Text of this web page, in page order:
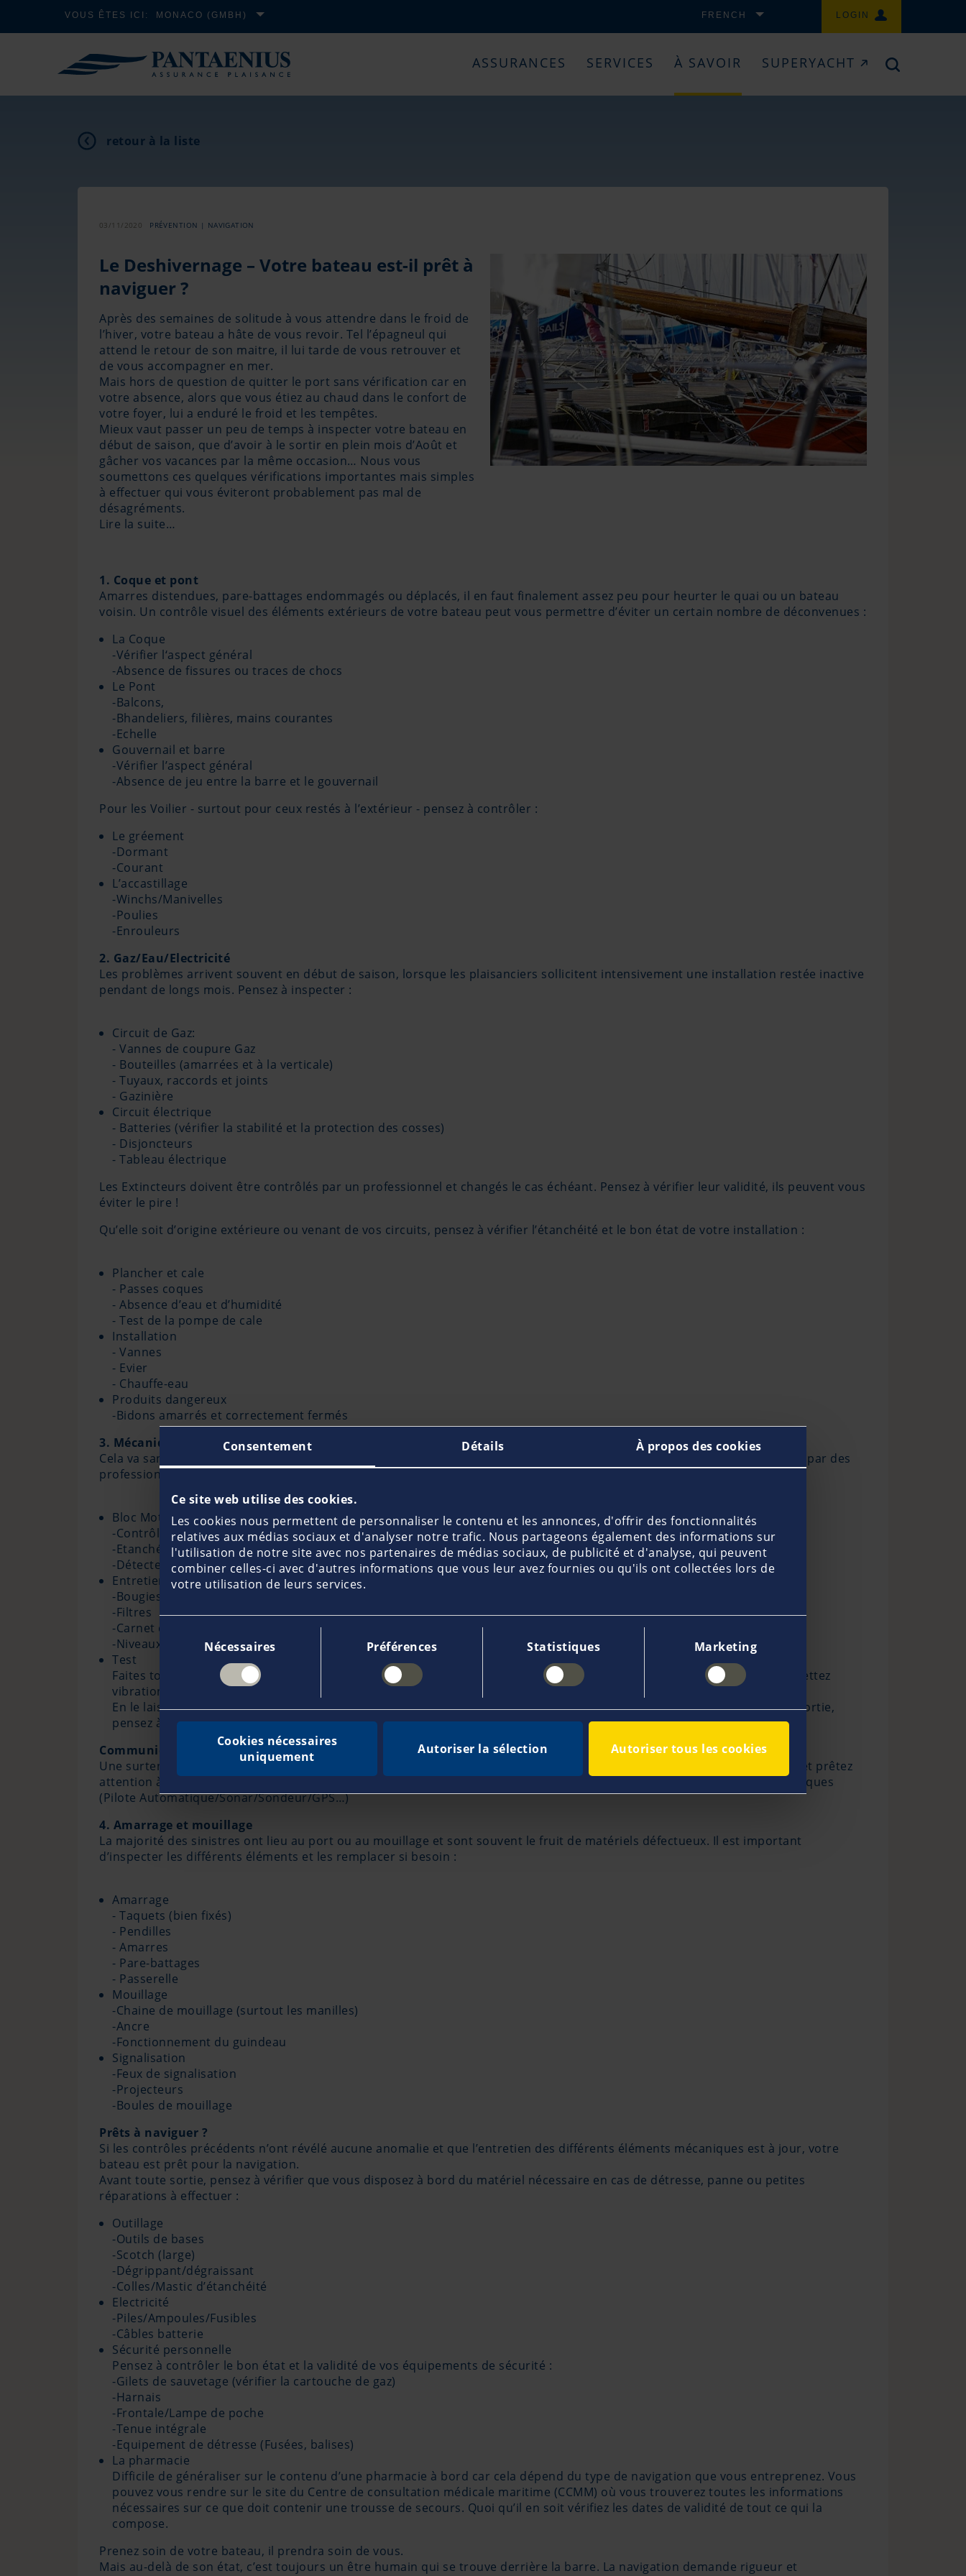
Consentement Détails À propos des cookies
Ce site web utilise des cookies.
Les cookies nous permettent de personnaliser le contenu et les annonces, d'offrir des fonctionnalités
relatives aux médias sociaux et d'analyser notre trafic. Nous partageons également des informations sur
l'utilisation de notre site avec nos partenaires de médias sociaux, de publicité et d'analyse, qui peuvent
combiner celles-ci avec d'autres informations que vous leur avez fournies ou qu'ils ont collectées lors de
votre utilisation de leurs services.
Sélection
du
consentement
Nécessaires Préférences Statistiques Marketing
Cookies nécessaires
uniquement
Autoriser la sélection Autoriser tous les cookies
VOUS ÊTES ICI: MONACO (GMBH) FRENCH LOGIN
ASSURANCES SERVICES À SAVOIR SUPERYACHT
retour à la liste
03/11/2020 PRÉVENTION | NAVIGATION
Le Deshivernage – Votre bateau est-il prêt à
naviguer ?
Après des semaines de solitude à vous attendre dans le froid de
l’hiver, votre bateau a hâte de vous revoir. Tel l’épagneul qui
attend le retour de son maitre, il lui tarde de vous retrouver et
de vous accompagner en mer.
Mais hors de question de quitter le port sans vérification car en
votre absence, alors que vous étiez au chaud dans le confort de
votre foyer, lui a enduré le froid et les tempêtes.
Mieux vaut passer un peu de temps à inspecter votre bateau en
début de saison, que d’avoir à le sortir en plein mois d’Août et
gâcher vos vacances par la même occasion… Nous vous
soumettons ces quelques vérifications importantes mais simples
à effectuer qui vous éviteront probablement pas mal de
désagréments.
Lire la suite…
1. Coque et pont
Amarres distendues, pare-battages endommagés ou déplacés, il en faut finalement assez peu pour heurter le quai ou un bateau
voisin. Un contrôle visuel des éléments extérieurs de votre bateau peut vous permettre d’éviter un certain nombre de déconvenues :
La Coque
-Vérifier l‘aspect général
-Absence de fissures ou traces de chocs
Le Pont
-Balcons,
-Bhandeliers, filières, mains courantes
-Echelle
Gouvernail et barre
-Vérifier l’aspect général
-Absence de jeu entre la barre et le gouvernail
Pour les Voilier - surtout pour ceux restés à l’extérieur - pensez à contrôler :
Le gréement
-Dormant
-Courant
L’accastillage
-Winchs/Manivelles
-Poulies
-Enrouleurs
2. Gaz/Eau/Electricité
Les problèmes arrivent souvent en début de saison, lorsque les plaisanciers sollicitent intensivement une installation restée inactive
pendant de longs mois. Pensez à inspecter :
Circuit de Gaz:
- Vannes de coupure Gaz
- Bouteilles (amarrées et à la verticale)
- Tuyaux, raccords et joints
- Gazinière
Circuit électrique
- Batteries (vérifier la stabilité et la protection des cosses)
- Disjoncteurs
- Tableau électrique
Les Extincteurs doivent être contrôlés par un professionnel et changés le cas échéant. Pensez à vérifier leur validité, ils peuvent vous
éviter le pire !
Qu’elle soit d’origine extérieure ou venant de vos circuits, pensez à vérifier l’étanchéité et le bon état de votre installation :
Plancher et cale
- Passes coques
- Absence d’eau et d’humidité
- Test de la pompe de cale
Installation
- Vannes
- Evier
- Chauffe-eau
Produits dangereux
-Bidons amarrés et correctement fermés
3. Mécanique et Electronique
Cela va sans dire, le moteur est un élément aussi important que sensible. Un entretien régulier et des révisions effectuées par des
professionnels sont indispensables. Prenez néanmoins quelques minutes pour l’inspecter.
Bloc Moteur
-Contrôle visuel
-Etanchéité des durites et raccords
-Détecteurs de fumée et monoxyde de carbone
Entretien
-Bougies
-Filtres
-Carnet d’entretien à jour
-Niveaux
Test
Faites tourner votre moteur au port ou à proximité, cela peut permettre d’écarter un certain nombre de problèmes. Guettez
vibrations, branlements et partez à la recherche d’éventuelles fuites.
En le laissant tourner 30 minutes, vous pourrez détecter d’éventuels problèmes de surchauffe. Lors de votre première sortie,
pensez à le tester à différents régimes.
Communication et navigation
Une surtension souvent liée à la foudre peut avoir endommagé vos équipements. Rendez-vous à votre tableau électrique et prêtez
attention à toute odeur suspecte. Vérifiez le fonctionnement de votre radio ainsi que vos appareils électroniques et électriques
(Pilote Automatique/Sonar/Sondeur/GPS…)
4. Amarrage et mouillage
La majorité des sinistres ont lieu au port ou au mouillage et sont souvent le fruit de matériels défectueux. Il est important
d’inspecter les différents éléments et les remplacer si besoin :
Amarrage
- Taquets (bien fixés)
- Pendilles
- Amarres
- Pare-battages
- Passerelle
Mouillage
-Chaine de mouillage (surtout les manilles)
-Ancre
-Fonctionnement du guindeau
Signalisation
-Feux de signalisation
-Projecteurs
-Boules de mouillage
Prêts à naviguer ?
Si les contrôles précédents n’ont révélé aucune anomalie et que l’entretien des différents éléments mécaniques est à jour, votre
bateau est prêt pour la navigation.
Avant toute sortie, pensez à vérifier que vous disposez à bord du matériel nécessaire en cas de détresse, panne ou petites
réparations à effectuer :
Outillage
-Outils de bases
-Scotch (large)
-Dégrippant/dégraissant
-Colles/Mastic d’étanchéité
Electricité
-Piles/Ampoules/Fusibles
-Câbles batterie
Sécurité personnelle
Pensez à contrôler le bon état et la validité de vos équipements de sécurité :
-Gilets de sauvetage (vérifier la cartouche de gaz)
-Harnais
-Frontale/Lampe de poche
-Tenue intégrale
-Equipement de détresse (Fusées, balises)
La pharmacie
Difficile de généraliser sur le contenu d’une pharmacie à bord car cela dépend du type de navigation que vous entreprenez. Vous
pouvez vous rendre sur le site du Centre de consultation médicale maritime (CCMM) où vous trouverez toutes les informations
nécessaires sur ce que doit contenir une trousse de secours. Quoi qu’il en soit vérifiez les dates de validité de tout ce qui la
compose.
Prenez soin de votre bateau, il prendra soin de vous.
Mais au-delà de son état, c’est toujours un être humain qui se trouve derrière la barre. La navigation demande rigueur et